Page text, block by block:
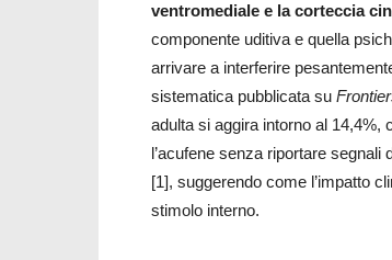
ventromediale e la corteccia
componente uditiva e quella
arrivare a interferire
sistematica pubblicata su
adulta si aggira intorno al 14,4%,
l’acufene senza riportare
[1], suggerendo come l’impatto
stimolo interno.